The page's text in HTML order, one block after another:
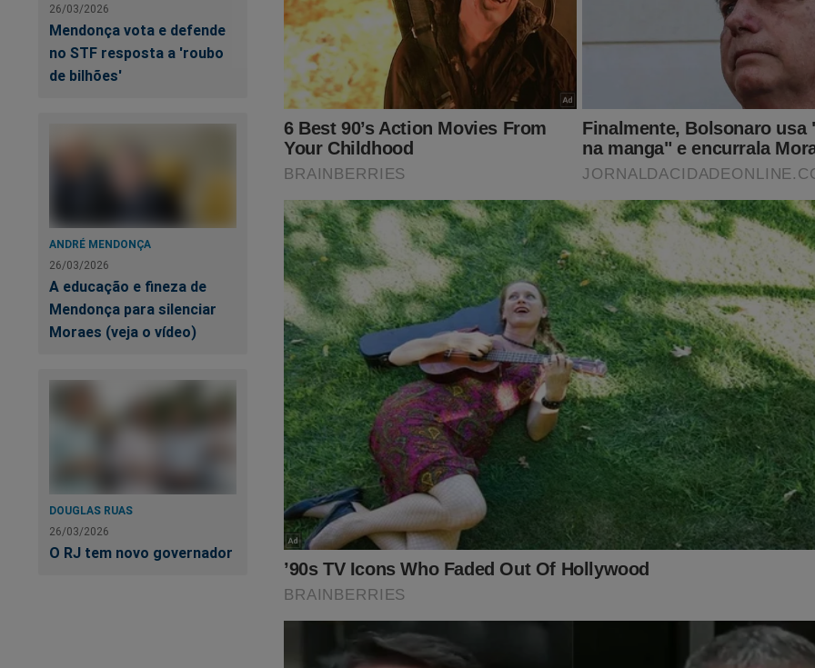
26/03/2026
Mendonça vota e defende
no STF resposta a 'roubo
de bilhões'
ANDRÉ MENDONÇA
26/03/2026
A educação e fineza de
Mendonça para silenciar
Moraes (veja o vídeo)
DOUGLAS RUAS
26/03/2026
O RJ tem novo governador
Galvão dá "rasteira" monumental na Globo, mas já começa a
as consequências
Surge documento revelador capaz de destruir o plano
"sistema" e abalar Brasília